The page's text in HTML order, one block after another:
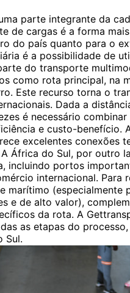
parte integrante da
de cargas é a forma
do país quanto para o
é a possibilidade de
do transporte
como rota principal, na
Este recurso torna o
Dada a
é necessário
e custo-benefício.
excelentes conexões
África do Sul, por outro
incluindo portos
internacional. Para
marítimo (especialmente
e de alto valor),
da rota. A
as etapas do
Sul.